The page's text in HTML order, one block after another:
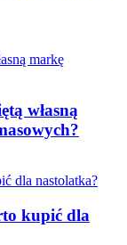
własną
kupić dla